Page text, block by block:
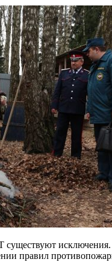
правил